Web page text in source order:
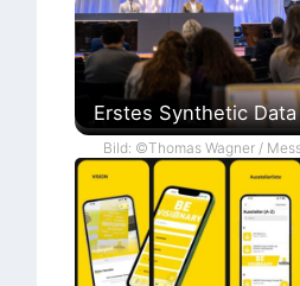
Erstes Synthetic
Bild: ©Thomas Wagner /